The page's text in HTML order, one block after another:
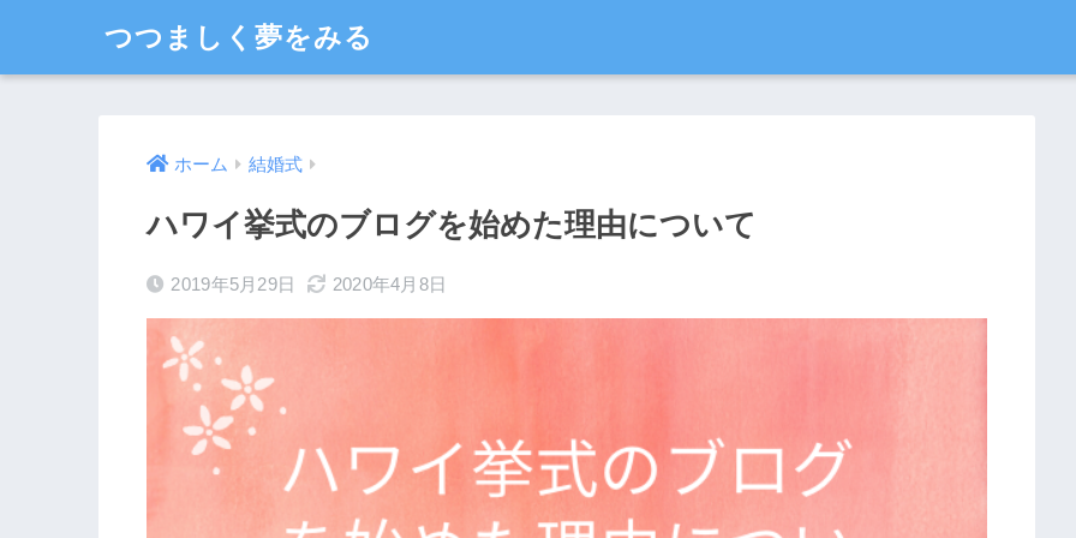
つつましく夢をみる
ホーム 結婚式
ハワイ挙式のブログを始めた理由について
2019年5月29日 2020年4月8日